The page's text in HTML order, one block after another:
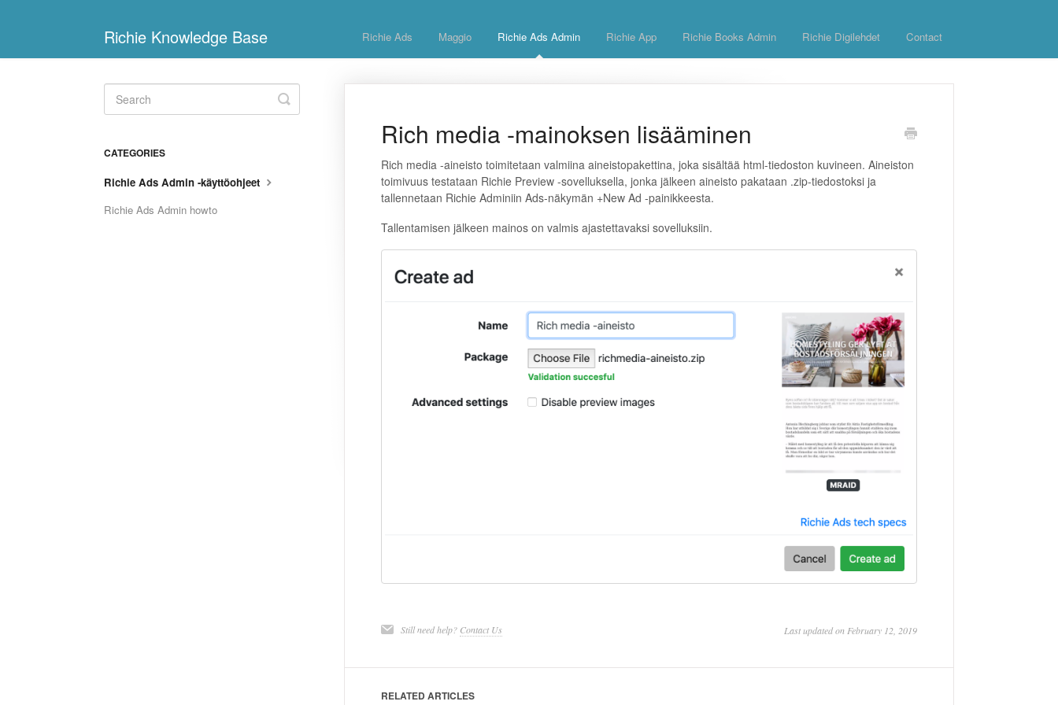
Richie Knowledge Base Richie Ads Maggio Richie Ads Admin Richie App Richie Books Admin Richie Digilehdet Contact
Rich media -mainoksen lisääminen
Rich media -aineisto toimitetaan valmiina aineistopakettina, joka sisältää html-tiedoston kuvineen. Aineiston
toimivuus testataan Richie Preview -sovelluksella, jonka jälkeen aineisto pakataan .zip-tiedostoksi ja
tallennetaan Richie Adminiin Ads-näkymän +New Ad -painikkeesta.
Tallentamisen jälkeen mainos on valmis ajastettavaksi sovelluksiin.
Still need help? Contact Us Last updated on February 12, 2019
RELATED ARTICLES
Toggle
Search
CATEGORIES
Richie Ads Admin -käyttöohjeet
Richie Ads Admin howto